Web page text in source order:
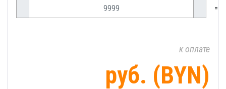
=
к оплате
руб. (BYN)